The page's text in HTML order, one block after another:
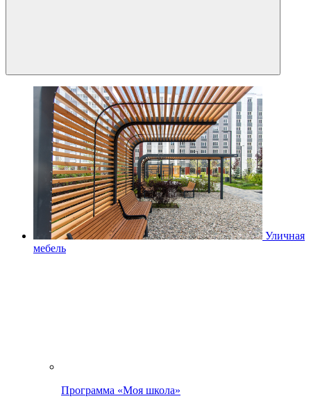
Уличная
мебель
Программа «Моя школа»